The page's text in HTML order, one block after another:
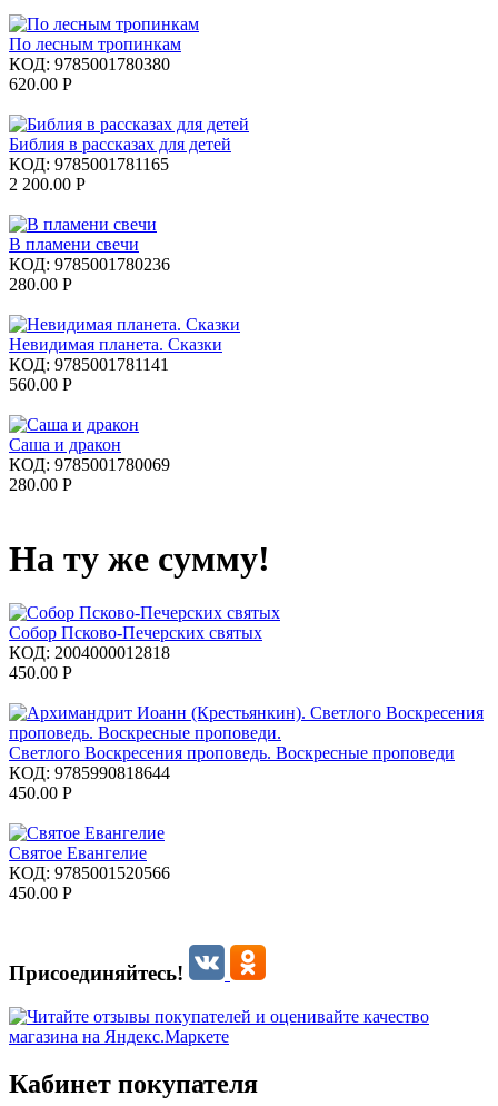
По лесным тропинкам
КОД: 9785001780380
620.00 Р
Библия в рассказах для детей
КОД: 9785001781165
2 200.00 Р
В пламени свечи
КОД: 9785001780236
280.00 Р
Невидимая планета. Сказки
КОД: 9785001781141
560.00 Р
Саша и дракон
КОД: 9785001780069
280.00 Р
На ту же сумму!
Собор Псково-Печерских святых
КОД: 2004000012818
450.00 Р
Светлого Воскресения проповедь. Воскресные проповеди
КОД: 9785990818644
450.00 Р
Святое Евангелие
КОД: 9785001520566
450.00 Р
Присоединяйтесь!
Кабинет покупателя